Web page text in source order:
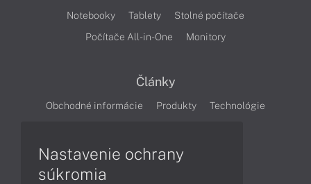
Notebooky Tablety
Stolné počítače
Počítače All-in-One
Monitory
Články
Obchodné informácie Produkty
Technológie
Nastavenie ochrany
súkromia